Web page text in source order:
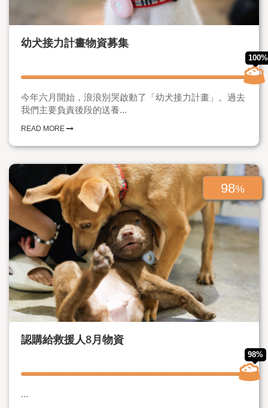
幼犬接力計畫物資募集
100%
今年六月開始，浪浪別哭啟動了「幼犬接力計畫」。過去
我們主要負責後段的送養...
READ MORE
98%
認購給救援人8月物資
98%
...